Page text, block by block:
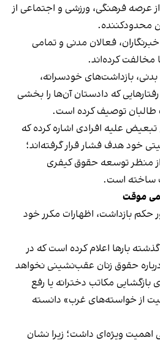
عرصه فرهنگی، ورزشی و اجتماعی از
محدودکننده.
فعالان مدنی و تمامی
مخالفت کرده‌اند.
بازداشت‌های خودسرانه،
که دادستان آن‌ها را بخشی
توصیف کرده است.
علیه افرادی اشاره کرده که
خود هدف فشار قرار گرفته‌اند؛
منظر توسعه حقوق کیفری
ساخته است.
موقت
بازداشت، اظهارات مکرر خود
بارها اعلام کرده است که در
حقوق زنان عقب‌نشینی نخواهد
مکاتب دخترانه یا رفع
از خواسته‌های غرب» دانسته
ویژه‌ای داشت؛ زیرا نشان